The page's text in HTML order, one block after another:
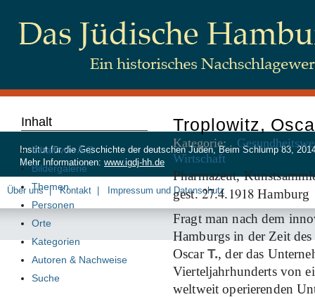
Troplowitz,
Kategorie:
Wirtschaft
Pharmazeut,
gest.27.4.1918 Hamburg
Fragt man nach dem
Hamburgs in der Zeit
OscarT., der das
Vierteljahrhunderts von
weltweit operierenden
Inhalt
Inhalt von A-Z
Bildergalerie
Themen
Personen
Orte
Kategorien
Autoren & Nachweise
Suche
Institut für die Geschichte der deutschen Juden, Beim Schlump 83,
Mehr Informationen: www.igdj-hh.de
Über uns Kontakt Impressum und Datenschutz